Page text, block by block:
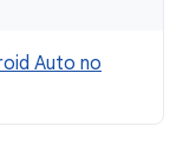
Auto no